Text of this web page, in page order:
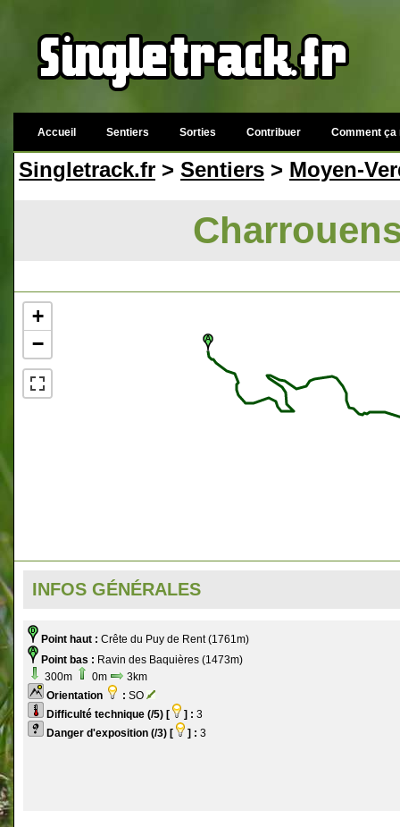
Accueil Sentiers Sorties Contribuer Comment ça
Singletrack.fr > Sentiers > Moyen-
+
−
INFOS GÉNÉRALES
Point haut : Crête du Puy de Rent (1761m)
Point bas : Ravin des Baquières (1473m)
300m
0m
3km
Orientation
: SO
Difficulté technique (/5) [
] : 3
Danger d'exposition (/3) [
] : 3